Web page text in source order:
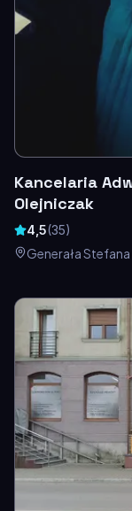
Kancelaria
Olejniczak
4,5(35)
Generała